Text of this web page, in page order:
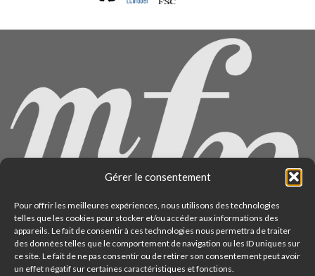
Gérer le consentement
Pour offrir les meilleures expériences, nous utilisons des technologies
telles que les cookies pour stocker et/ou accéder aux informations des
appareils. Le fait de consentir à ces technologies nous permettra de traiter
des données telles que le comportement de navigation ou les ID uniques sur
ce site. Le fait de ne pas consentir ou de retirer son consentement peut avoir
un effet négatif sur certaines caractéristiques et fonctions.